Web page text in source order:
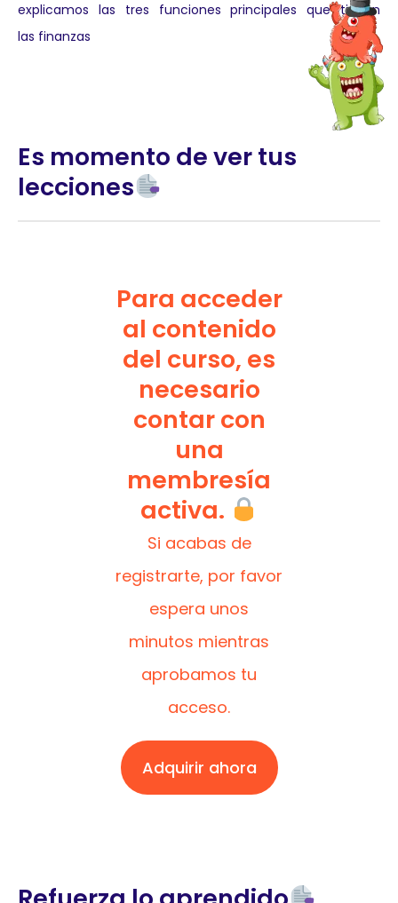
explicamos las tres funciones principales que tienen
las finanzas
Es momento de ver tus
lecciones
Para acceder
al contenido
del curso, es
necesario
contar con
una
membresía
activa.
Si acabas de
registrarte, por favor
espera unos
minutos mientras
aprobamos tu
acceso.
Adquirir ahora